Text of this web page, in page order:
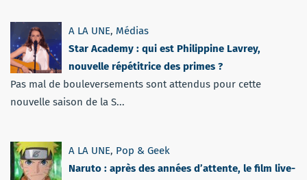
A LA UNE, Médias
Star Academy : qui est Philippine Lavrey,
nouvelle répétitrice des primes ?
Pas mal de bouleversements sont attendus pour cette
nouvelle saison de la S...
A LA UNE, Pop & Geek
Naruto : après des années d’attente, le film live-